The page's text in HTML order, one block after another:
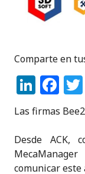
Comparte en
Li
n
k
e
dI
F
a
c
e
b
Las firmas
Desde ACK,
comunicar este